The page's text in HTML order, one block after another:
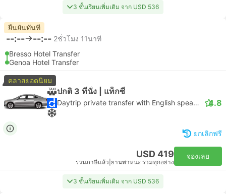
3 ชั้นเรียนเพิ่มเติม จาก USD 536
ยืนยันทันที
--:-- --:-- 2ชั่วโมง 11นาที
Bresso Hotel Transfer
Genoa Hotel Transfer
คลาสยอดนิยม
ปกติ 3 ที่นั่ง | แท็กซี่
Daytrip private transfer with English speaking driver 4.8
ยกเลิกฟรี
USD 419
รวมภาษีแล้ว ยานพาหนะ รวมทุกอย่าง
จองเลย
3 ชั้นเรียนเพิ่มเติม จาก USD 536